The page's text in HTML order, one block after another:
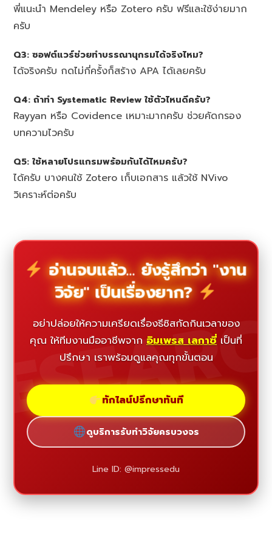
พี่แนะนำ Mendeley หรือ Zotero ครับ ฟรีและใช้ง่ายมาก
ครับ
Q3: ซอฟต์แวร์ช่วยทำบรรณานุกรมได้จริงไหม?
ได้จริงครับ กดไม่กี่ครั้งก็สร้าง APA ได้เลยครับ
Q4: ถ้าทำ Systematic Review ใช้ตัวไหนดีครับ?
Rayyan หรือ Covidence เหมาะมากครับ ช่วยคัดกรอง
บทความไวครับ
Q5: ใช้หลายโปรแกรมพร้อมกันได้ไหมครับ?
ได้ครับ บางคนใช้ Zotero เก็บเอกสาร แล้วใช้ NVivo
วิเคราะห์ต่อครับ
อ่านจบแล้ว... ยังรู้สึกว่า "งาน
วิจัย" เป็นเรื่องยาก?
อย่าปล่อยให้ความเครียดเรื่องธีซิสกัดกินเวลาของ
คุณ ให้ทีมงานมืออาชีพจาก อิมเพรส เลกาซี่ เป็นที่
ปรึกษา เราพร้อมดูแลคุณทุกขั้นตอน
ทักไลน์ปรึกษาทันที
ดูบริการรับทำวิจัยครบวงจร
Line ID: @impressedu